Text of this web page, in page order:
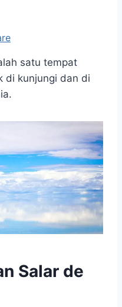
satu tempat
di kunjungi dan di
Salar de